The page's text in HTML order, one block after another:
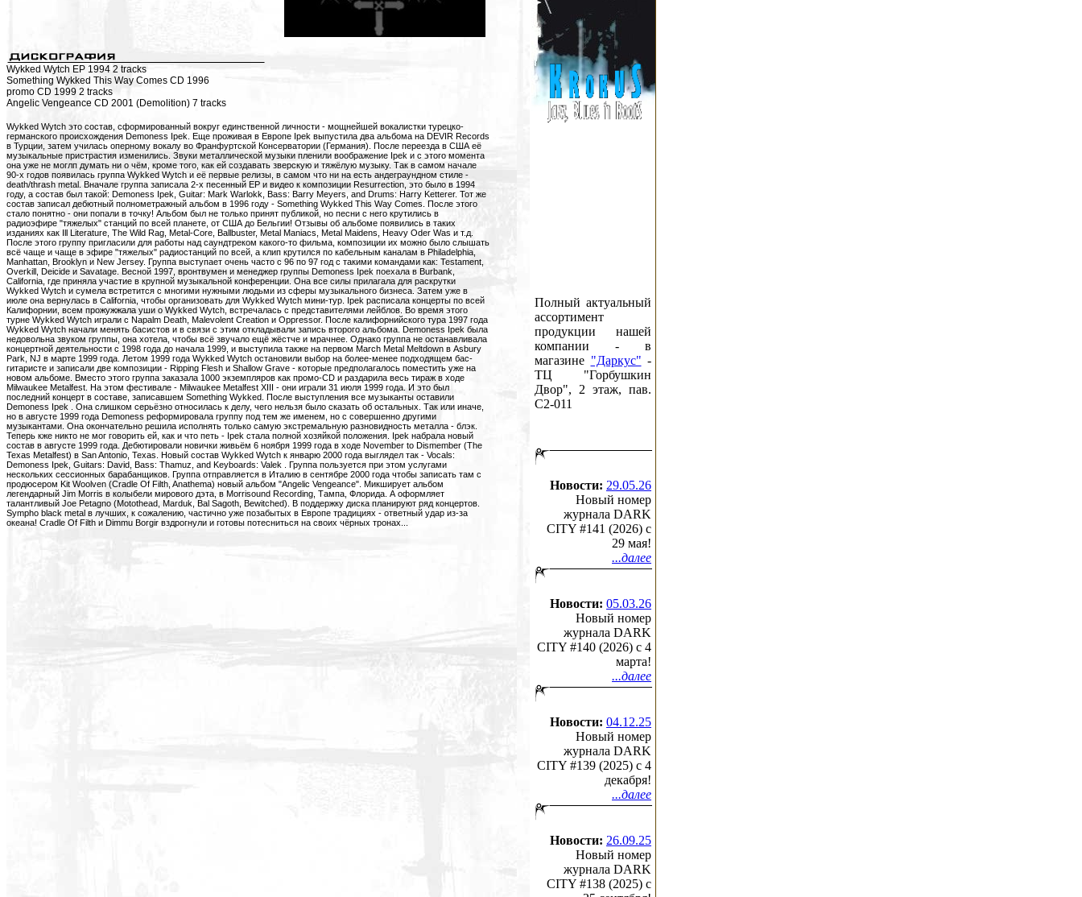
Wykked Wytch EP 1994 2 tracks
Something Wykked This Way Comes CD 1996
promo CD 1999 2 tracks
Angelic Vengeance CD 2001 (Demolition) 7 tracks
Wykked Wytch это состав, сформированный вокруг единственной личности - мощнейшей вокалистки турецко-
германского происхождения Demoness Ipek. Еще проживая в Европе Ipek выпустила два альбома на DEVIR Records
в Турции, затем училась оперному вокалу во Франфуртской Консерватории (Германия). После переезда в США её
музыкальные пристрастия изменились. Звуки металлической музыки пленили воображение Ipek и с этого момента
она уже не моглп думать ни о чём, кроме того, как ей создавать зверскую и тяжёлую музыку. Так в самом начале
90-х годов появилась группа Wykked Wytch и её первые релизы, в самом что ни на есть андеграундном стиле -
death/thrash metal. Вначале группа записала 2-х песенный EP и видео к композиции Resurrection, это было в 1994
году, а состав был такой: Demoness Ipek, Guitar: Mark Warlokk, Bass: Barry Meyers, and Drums: Harry Ketterer. Тот же
состав записал дебютный полнометражный альбом в 1996 году - Something Wykked This Way Comes. После этого
стало понятно - они попали в точку! Альбом был не только принят публикой, но песни с него крутились в
радиоэфире "тяжелых" станций по всей планете, от США до Бельгии! Отзывы об альбоме появились в таких
изданиях как Ill Literature, The Wild Rag, Metal-Core, Ballbuster, Metal Maniacs, Metal Maidens, Heavy Oder Was и т.д.
После этого группу пригласили для работы над саундтреком какого-то фильма, композиции их можно было слышать
всё чаще и чаще в эфире "тяжелых" радиостанций по всей, а клип крутился по кабельным каналам в Philadelphia,
Manhattan, Brooklyn и New Jersey. Группа выступает очень часто с 96 по 97 год с такими командами как: Testament,
Overkill, Deicide и Savatage. Весной 1997, вронтвумен и менеджер группы Demoness Ipek поехала в Burbank,
California, где приняла участие в крупной музыкальной конференции. Она все силы прилагала для раскрутки
Wykked Wytch и сумела встретится с многими нужными людьми из сферы музыкального бизнеса. Затем уже в
июле она вернулась в California, чтобы организовать для Wykked Wytch мини-тур. Ipek расписала концерты по всей
Калифорнии, всем прожужжала уши о Wykked Wytch, встречалась с представителями лейблов. Во время этого
турне Wykked Wytch играли с Napalm Death, Malevolent Creation и Oppressor. После калифорнийского тура 1997 года
Wykked Wytch начали менять басистов и в связи с этим откладывали запись второго альбома. Demoness Ipek была
недовольна звуком группы, она хотела, чтобы всё звучало ещё жёстче и мрачнее. Однако группа не останавливала
концертной деятельности с 1998 года до начала 1999, и выступила также на первом March Metal Meltdown в Asbury
Park, NJ в марте 1999 года. Летом 1999 года Wykked Wytch остановили выбор на более-менее подходящем бас-
гитаристе и записали две композиции - Ripping Flesh и Shallow Grave - которые предполагалось поместить уже на
новом альбоме. Вместо этого группа заказала 1000 экземпляров как промо-CD и раздарила весь тираж в ходе
Milwaukee Metalfest. На этом фестивале - Milwaukee Metalfest XIII - они играли 31 июля 1999 года. И это был
последний концерт в составе, записавшем Something Wykked. После выступления все музыканты оставили
Demoness Ipek . Она слишком серьёзно относилась к делу, чего нельзя было сказать об остальных. Так или иначе,
но в августе 1999 года Demoness реформировала группу под тем же именем, но с совершенно другими
музыкантами. Она окончательно решила исполнять только самую экстремальную разновидность металла - блэк.
Теперь кже никто не мог говорить ей, как и что петь - Ipek стала полной хозяйкой положения. Ipek набрала новый
состав в августе 1999 года. Дебютировали новички живьём 6 ноября 1999 года в ходе November to Dismember (The
Texas Metalfest) в San Antonio, Texas. Новый состав Wykked Wytch к январю 2000 года выглядел так - Vocals:
Demoness Ipek, Guitars: David, Bass: Thamuz, and Keyboards: Valek . Группа пользуется при этом услугами
нескольких сессионных барабанщиков. Группа отправляется в Италию в сентябре 2000 года чтобы записать там с
продюсером Kit Woolven (Cradle Of Filth, Anathema) новый альбом "Angelic Vengeance". Микширует альбом
легендарный Jim Morris в колыбели мирового дэта, в Morrisound Recording, Тампа, Флорида. А оформляет
талантливый Joe Petagno (Motothead, Marduk, Bal Sagoth, Bewitched). В поддержку диска планируют ряд концертов.
Sympho black metal в лучших, к сожалению, частично уже позабытых в Европе традициях - ответный удар из-за
океана! Cradle Of Filth и Dimmu Borgir вздрогнули и готовы потесниться на своих чёрных тронах...
Полный актуальный
ассортимент
продукции нашей
компании - в
магазине "Даркус" -
ТЦ "Горбушкин
Двор", 2 этаж, пав.
C2-011
Новости: 29.05.26
Новый номер
журнала DARK
CITY #141 (2026) c
29 мая!
...далее
Новости: 05.03.26
Новый номер
журнала DARK
CITY #140 (2026) c 4
марта!
...далее
Новости: 04.12.25
Новый номер
журнала DARK
CITY #139 (2025) c 4
декабря!
...далее
Новости: 26.09.25
Новый номер
журнала DARK
CITY #138 (2025) c